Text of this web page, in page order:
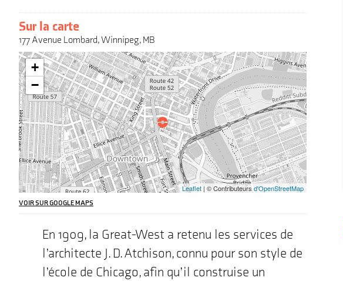
Sur la carte
177 Avenue Lombard, Winnipeg, MB
Attention
:
Cette
carte
interactive
peut
poser
des
défis
pour
les
utilisateurs
de
lecteurs
d'écran,
mettons
+
−
Leaflet | © Contributeursd'OpenStreetMap
VOIR SUR GOOGLE MAPS
En 1909, la Great-West a retenu les services de
l’architecte J. D. Atchison, connu pour son style de
l’école de Chicago, afin qu’il construise un